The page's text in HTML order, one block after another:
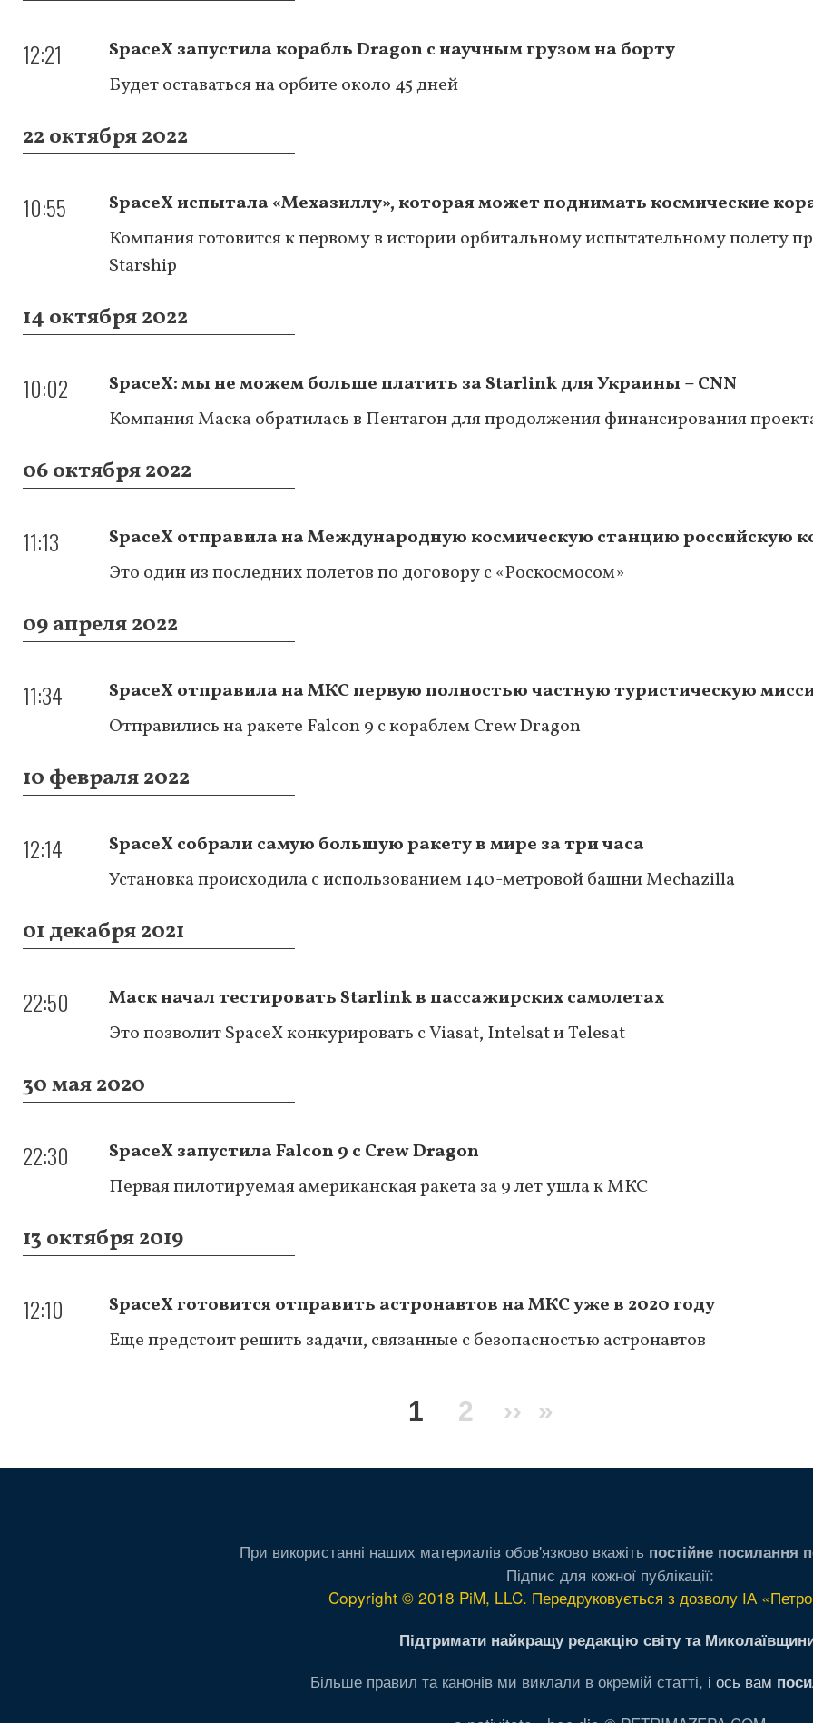
12:21
SpaceX запустила корабль Dragon с научным грузом на борту
Будет оставаться на орбите около 45 дней
22 октября 2022
10:55
SpaceX испытала «Мехазиллу», которая может поднимать космические
Компания готовится к первому в истории орбитальному испытательному полету
Starship
14 октября 2022
10:02
SpaceX: мы не можем больше платить за Starlink для Украины – CNN
Компания Маска обратилась в Пентагон для продолжения финансирования
06 октября 2022
11:13
SpaceX отправила на Международную космическую станцию российскую
Это один из последних полетов по договору с «Роскосмосом»
09 апреля 2022
11:34
SpaceX отправила на МКС первую полностью частную туристическую
Отправились на ракете Falcon 9 с кораблем Crew Dragon
10 февраля 2022
12:14
SpaceX собрали самую большую ракету в мире за три часа
Установка происходила с использованием 140-метровой башни Mechazilla
01 декабря 2021
22:50
Маск начал тестировать Starlink в пассажирских самолетах
Это позволит SpaceX конкурировать с Viasat, Intelsat и Telesat
30 мая 2020
22:30
SpaceX запустила Falcon 9 c Crew Dragon
Первая пилотируемая американская ракета за 9 лет ушла к МКС
13 октября 2019
12:10
SpaceX готовится отправить астронавтов на МКС уже в 2020 году
Еще предстоит решить задачи, связанные с безопасностью астронавтов
Текущая
1 Page
2
Следующая
››
Последняя
»
При використанні наших материалів обов'язково вкажіть постійне посилання
Підпис для кожної публікації:
Copyright © 2018 PiM, LLC. Передруковується з дозволу ІА
Підтримати найкращу редакцію світу та
Більше правил та канонів ми виклали в окремій статті, і ось вам